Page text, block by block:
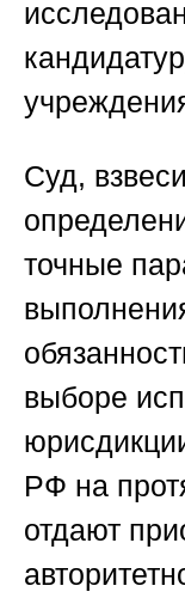
Суд,
точные
выборе
РФ на
отдают